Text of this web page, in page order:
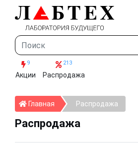
9
Акции
213
Распродажа
Главная ГлавнаяРаспродажа
Распродажа